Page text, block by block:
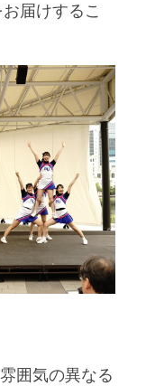
届けするこ
囲気の異なる